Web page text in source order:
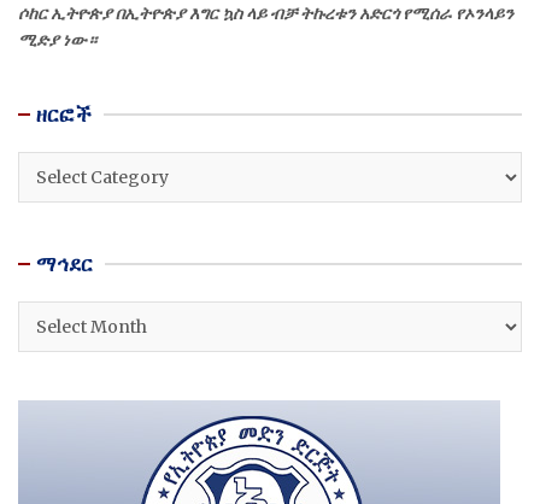
ሶከር ኢትዮጵያ በኢትዮጵያ እግር ኳስ ላይ ብቻ ትኩረቱን አድርጎ የሚሰራ የኦንላይን
ሚድያ ነው።
ዘርፎች
ዘርፎች
ማኅደር
ማኅደር